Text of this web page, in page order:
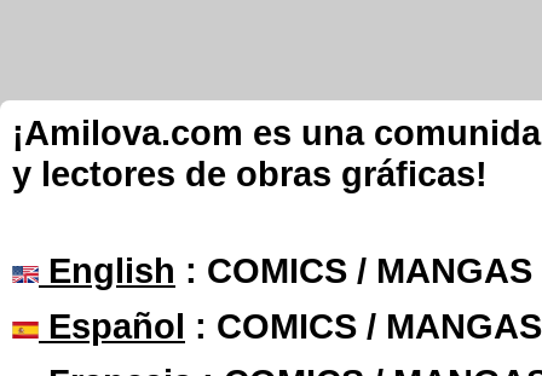
¡Amilova.com es una
y lectores de obras gráficas!
English : COMICS /
Español : COMICS /